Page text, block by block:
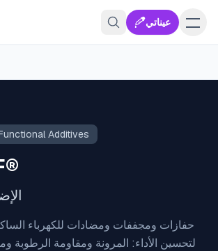
عيناتي
Additives
حفازات ومجففات ومضادات للكهرباء
لتحسين الأداء: المرونة ومقاومة الرطوبة